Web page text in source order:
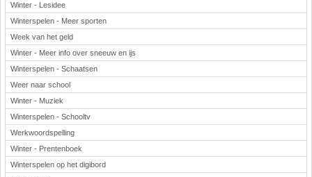
Winter - Lesidee
Winterspelen - Meer sporten
Week van het geld
Winter - Meer info over sneeuw en ijs
Winterspelen - Schaatsen
Weer naar school
Winter - Muziek
Winterspelen - Schooltv
Werkwoordspelling
Winter - Prentenboek
Winterspelen op het digibord